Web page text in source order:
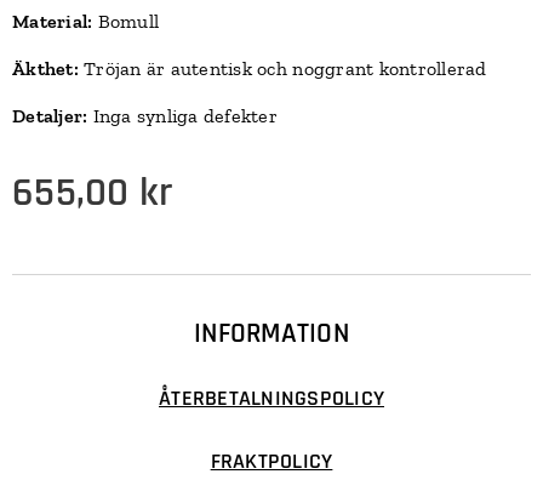
Material: Bomull
Äkthet: Tröjan är autentisk och noggrant kontrollerad
Detaljer: Inga synliga defekter
655,00 kr
INFORMATION
ÅTERBETALNINGSPOLICY
FRAKTPOLICY